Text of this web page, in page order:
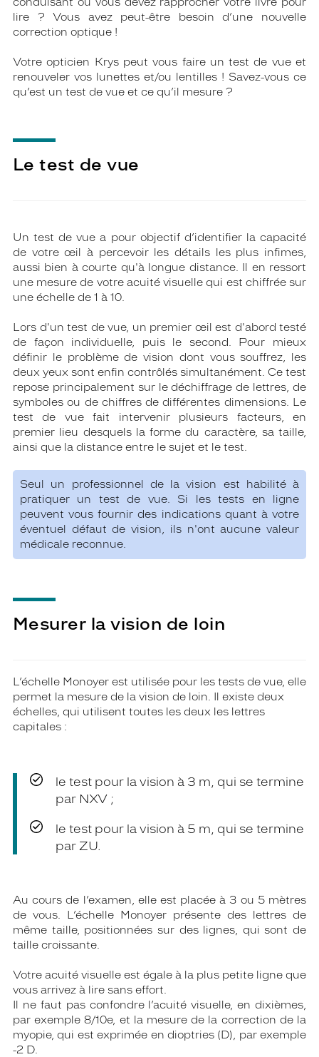
lire ? Vous avez peut-être besoin d’une nouvelle
correction optique !
Votre opticien Krys peut vous faire un test de vue et
renouveler vos lunettes et/ou lentilles ! Savez-vous ce
qu’est un test de vue et ce qu’il mesure ?
Le test de vue
Un test de vue a pour objectif d’identifier la capacité
de votre œil à percevoir les détails les plus infimes,
aussi bien à courte qu'à longue distance. Il en ressort
une mesure de votre acuité visuelle qui est chiffrée sur
une échelle de 1 à 10.
Lors d'un test de vue, un premier œil est d'abord testé
de façon individuelle, puis le second. Pour mieux
définir le problème de vision dont vous souffrez, les
deux yeux sont enfin contrôlés simultanément. Ce test
repose principalement sur le déchiffrage de lettres, de
symboles ou de chiffres de différentes dimensions. Le
test de vue fait intervenir plusieurs facteurs, en
premier lieu desquels la forme du caractère, sa taille,
ainsi que la distance entre le sujet et le test.
Seul un professionnel de la vision est habilité à
pratiquer un test de vue. Si les tests en ligne
peuvent vous fournir des indications quant à votre
éventuel défaut de vision, ils n'ont aucune valeur
médicale reconnue.
Mesurer la vision de loin
L’échelle Monoyer est utilisée pour les tests de vue, elle
permet la mesure de la vision de loin. Il existe deux
échelles, qui utilisent toutes les deux les lettres
capitales :
le test pour la vision à 3 m, qui se termine
par NXV ;
le test pour la vision à 5 m, qui se termine
par ZU.
Au cours de l’examen, elle est placée à 3 ou 5 mètres
de vous. L’échelle Monoyer présente des lettres de
même taille, positionnées sur des lignes, qui sont de
taille croissante.
Votre acuité visuelle est égale à la plus petite ligne que
vous arrivez à lire sans effort.
Il ne faut pas confondre l’acuité visuelle, en dixièmes,
par exemple 8/10e, et la mesure de la correction de la
myopie, qui est exprimée en dioptries (D), par exemple
-2 D.